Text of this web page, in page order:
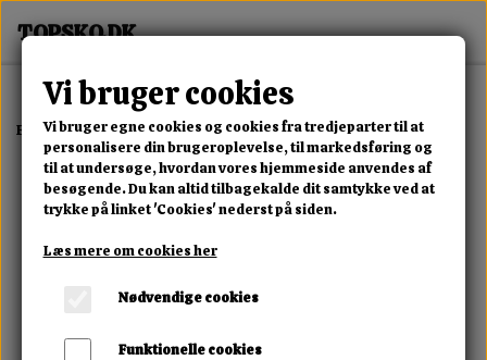
Forside Dame Alle Damesko Alpine Lace Boot
Vi bruger cookies
Vi bruger egne cookies og cookies fra tredjeparter til at
personalisere din brugeroplevelse, til markedsføring og
til at undersøge, hvordan vores hjemmeside anvendes af
besøgende. Du kan altid tilbagekalde dit samtykke ved at
trykke på linket 'Cookies' nederst på siden.
Læs mere om cookies her
Nødvendige cookies
Funktionelle cookies